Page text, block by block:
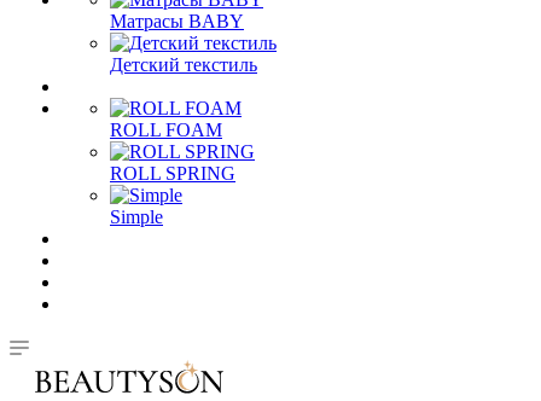
Матрасы BABY
Детский текстиль
ROLL FOAM
ROLL SPRING
Simple